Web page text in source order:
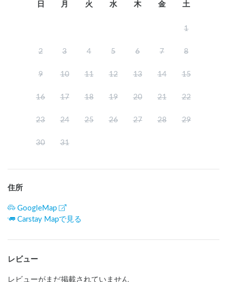
日 月 火 水 木 金 土
1
2 3 4 5 6 7 8
9 10 11 12 13 14 15
16 17 18 19 20 21 22
23 24 25 26 27 28 29
30 31
住所
GoogleMap
Carstay Mapで見る
レビュー
レビューがまだ掲載されていません